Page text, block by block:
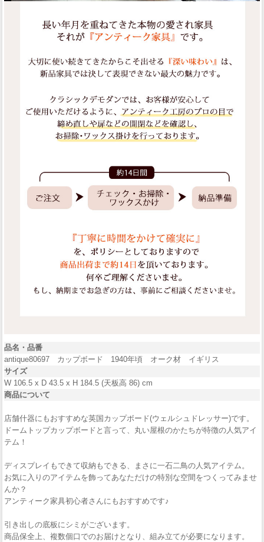
品名・品番
antique80697 カップボード 1940年頃 オーク材 イギリス
サイズ
W 106.5 x D 43.5 x H 184.5 (天板高 86) cm
商品について
店舗什器にもおすすめな英国カップボード(ウェルシュドレッサー)です。
ドームトップカップボードと言って、丸い屋根のかたちが特徴の人気アイ
テム！
ディスプレイもできて収納もできる、まさに一石二鳥の人気アイテム。
お気に入りのアイテムを飾ってあなただけの特別な空間をつくってみませ
んか？
アンティーク家具初心者さんにもおすすめです♪
引き出しの底板にシミがございます。
商品保全上、複数個口でのお届けとなり、組み立てが必要になります。